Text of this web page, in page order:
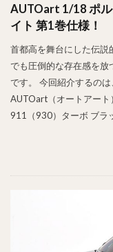
AUTOart 1/18 ポ
イト 第1巻仕様！
首都高を舞台にした伝説
でも圧倒的な存在感を放
です。 今回紹介するの
AUTOart（オートアー
911（930）ターボ ブラ